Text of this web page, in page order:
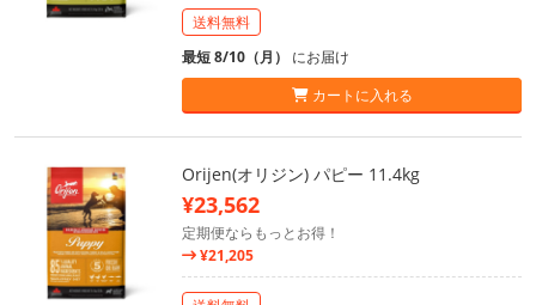
送料無料
最短 8/10（月） にお届け
カートに入れる
Orijen(オリジン) パピー 11.4kg
¥23,562
定期便ならもっとお得！
¥21,205